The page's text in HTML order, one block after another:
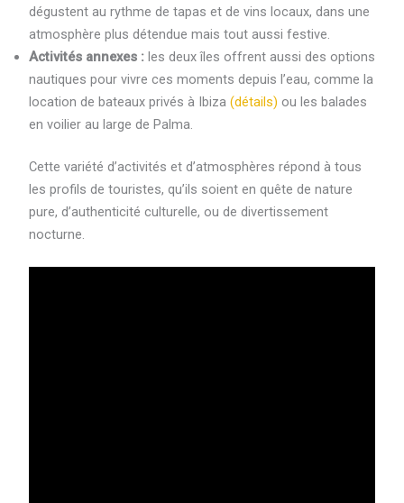
dégustent au rythme de tapas et de vins locaux, dans une
atmosphère plus détendue mais tout aussi festive.
Activités annexes :les deux îles offrent aussi des options
nautiques pour vivre ces moments depuis l’eau, comme la
location de bateaux privés à Ibiza (détails) ou les balades
en voilier au large de Palma.
Cette variété d’activités et d’atmosphères répond à tous
les profils de touristes, qu’ils soient en quête de nature
pure, d’authenticité culturelle, ou de divertissement
nocturne.